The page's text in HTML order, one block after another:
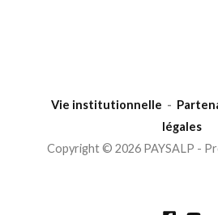
Vie institutionnelle -
légales
Copyright © 2026 PAYSALP -